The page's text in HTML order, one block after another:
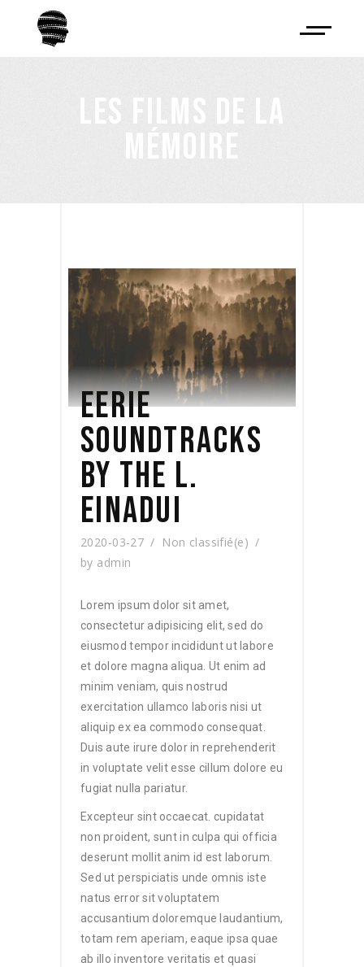
LES FILMS DE LA
MÉMOIRE
EERIE
SOUNDTRACKS
BY THE L.
EINADUI
2020-03-27
Non classifié(e)
by admin
Lorem ipsum dolor sit amet,
consectetur adipisicing elit, sed do
eiusmod tempor incididunt ut labore
et dolore magna aliqua. Ut enim ad
minim veniam, quis nostrud
exercitation ullamco laboris nisi ut
aliquip ex ea commodo consequat.
Duis aute irure dolor in reprehenderit
in voluptate velit esse cillum dolore eu
fugiat nulla pariatur.
Excepteur sint occaecat. cupidatat
non proident, sunt in culpa qui officia
deserunt mollit anim id est laborum.
Sed ut perspiciatis unde omnis iste
natus error sit voluptatem
accusantium doloremque laudantium,
totam rem aperiam, eaque ipsa quae
ab illo inventore veritatis et quasi